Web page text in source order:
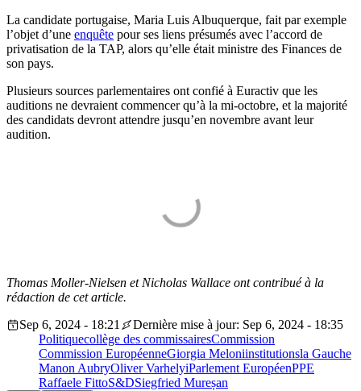
La candidate portugaise, Maria Luis Albuquerque, fait par exemple
l’objet d’une enquête pour ses liens présumés avec l’accord de
privatisation de la TAP, alors qu’elle était ministre des Finances de
son pays.
Plusieurs sources parlementaires ont confié à Euractiv que les
auditions ne devraient commencer qu’à la mi-octobre, et la majorité
des candidats devront attendre jusqu’en novembre avant leur
audition.
Thomas Moller-Nielsen et Nicholas Wallace ont contribué à la
rédaction de cet article.
Sep 6, 2024 - 18:21
Dernière mise à jour: Sep 6, 2024 - 18:35
Politiquecollège des commissairesCommission
Commission EuropéenneGiorgia Meloniinstitutionsla Gauche
Manon AubryOliver VarhelyiParlement EuropéenPPE
Raffaele FittoS&DSiegfried Mureșan